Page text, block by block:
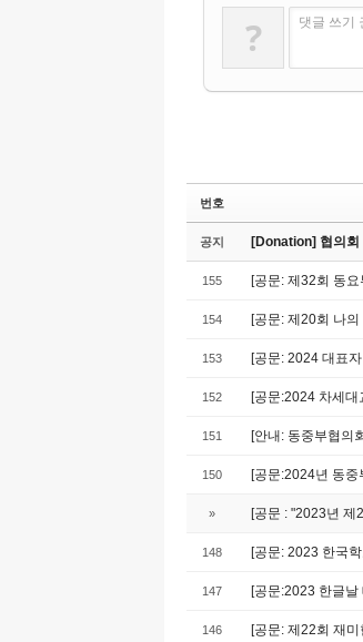
? 댓글 쓰기
번호
공지 [Donation] 협의회
155 [공문: 제32회 동
154 [공문: 제20회 나
153 [공문: 2024 대표
152 [공문:2024 차세
151 [안내: 동중부협의
150 [공문:2024년 동
» [공문 : "2023년 제
148 [공문: 2023 한국
147 [공문:2023 한글날
146 [공문: 제22회 재